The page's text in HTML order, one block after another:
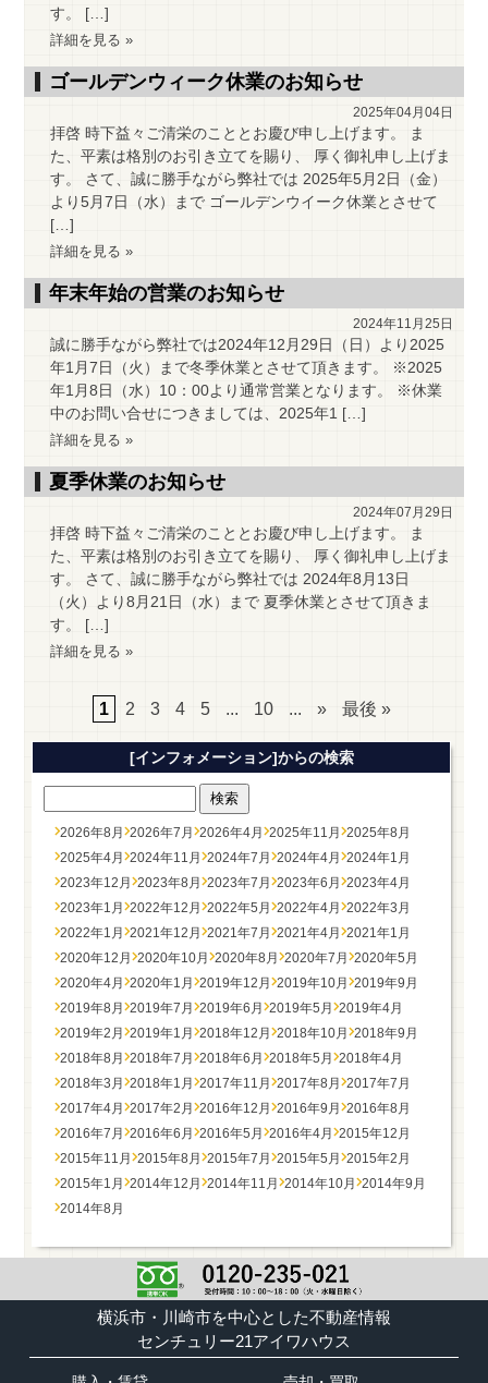
す。 […]
詳細を見る »
ゴールデンウィーク休業のお知らせ
2025年04月04日
拝啓 時下益々ご清栄のこととお慶び申し上げます。 ま
た、平素は格別のお引き立てを賜り、 厚く御礼申し上げま
す。 さて、誠に勝手ながら弊社では 2025年5月2日（金）
より5月7日（水）まで ゴールデンウイーク休業とさせて
[…]
詳細を見る »
年末年始の営業のお知らせ
2024年11月25日
誠に勝手ながら弊社では2024年12月29日（日）より2025
年1月7日（火）まで冬季休業とさせて頂きます。 ※2025
年1月8日（水）10：00より通常営業となります。 ※休業
中のお問い合せにつきましては、2025年1 […]
詳細を見る »
夏季休業のお知らせ
2024年07月29日
拝啓 時下益々ご清栄のこととお慶び申し上げます。 ま
た、平素は格別のお引き立てを賜り、 厚く御礼申し上げま
す。 さて、誠に勝手ながら弊社では 2024年8月13日
（火）より8月21日（水）まで 夏季休業とさせて頂きま
す。 […]
詳細を見る »
1 2 3 4 5 ... 10 ... » 最後 »
[インフォメーション]からの検索
2026年8月 2026年7月 2026年4月 2025年11月 2025年8月
2025年4月 2024年11月 2024年7月 2024年4月 2024年1月
2023年12月 2023年8月 2023年7月 2023年6月 2023年4月
2023年1月 2022年12月 2022年5月 2022年4月 2022年3月
2022年1月 2021年12月 2021年7月 2021年4月 2021年1月
2020年12月 2020年10月 2020年8月 2020年7月 2020年5月
2020年4月 2020年1月 2019年12月 2019年10月 2019年9月
2019年8月 2019年7月 2019年6月 2019年5月 2019年4月
2019年2月 2019年1月 2018年12月 2018年10月 2018年9月
2018年8月 2018年7月 2018年6月 2018年5月 2018年4月
2018年3月 2018年1月 2017年11月 2017年8月 2017年7月
2017年4月 2017年2月 2016年12月 2016年9月 2016年8月
2016年7月 2016年6月 2016年5月 2016年4月 2015年12月
2015年11月 2015年8月 2015年7月 2015年5月 2015年2月
2015年1月 2014年12月 2014年11月 2014年10月 2014年9月
2014年8月
横浜市・川崎市を中心とした不動産情報
センチュリー21アイワハウス